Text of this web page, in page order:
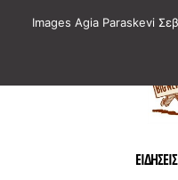
ΕΙΔΗΣΕΙΣ
Images Agia Paraskevi